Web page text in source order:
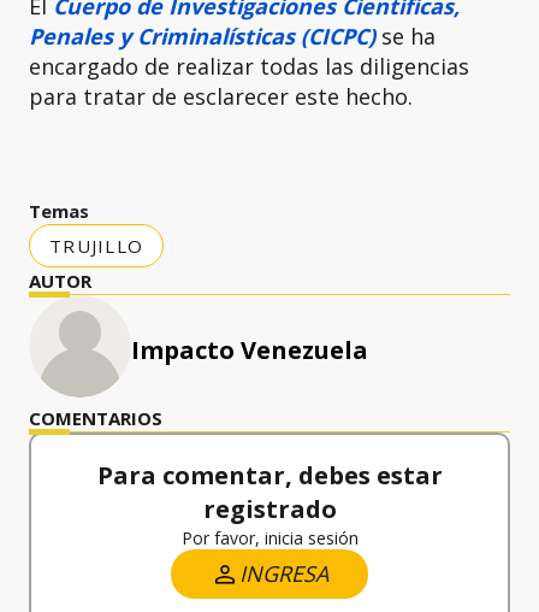
El Cuerpo de Investigaciones Científicas,
Penales y Criminalísticas (CICPC)se ha
encargado de realizar todas las diligencias
para tratar de esclarecer este hecho.
Temas
TRUJILLO
AUTOR
Impacto Venezuela
COMENTARIOS
Para comentar, debes estar
registrado
Por favor, inicia sesión
INGRESA